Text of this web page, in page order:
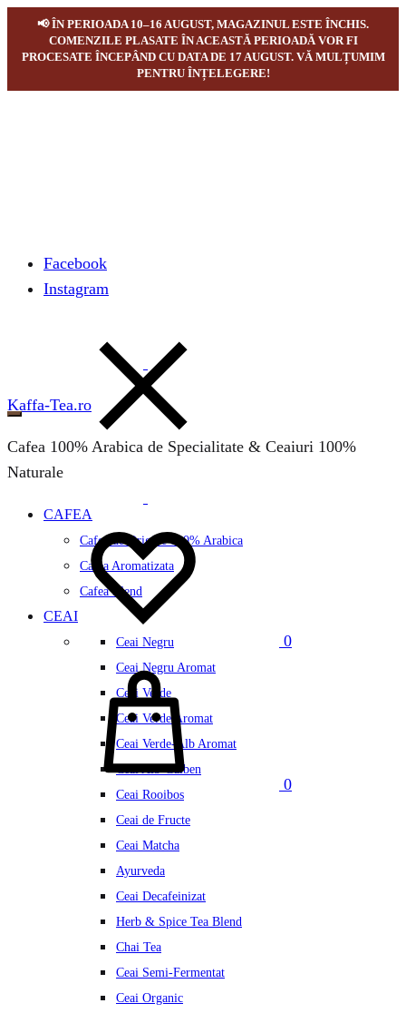
📢 ÎN PERIOADA 10–16 AUGUST, MAGAZINUL ESTE ÎNCHIS.
COMENZILE PLASATE ÎN ACEASTĂ PERIOADĂ VOR FI
PROCESATE ÎNCEPÂND CU DATA DE 17 AUGUST. VĂ MULȚUMIM
PENTRU ÎNȚELEGERE!
Facebook
Instagram
Kaffa-Tea.ro
Cafea 100% Arabica de Specialitate & Ceaiuri 100%
Naturale
CAFEA
Cafea de Origine 100% Arabica
Cafea Aromatizata
Cafea Blend
CEAI
Ceai Negru
Ceai Negru Aromat
Ceai Verde
Ceai Verde Aromat
Ceai Verde-Alb Aromat
Ceai Alb-Galben
Ceai Rooibos
Ceai de Fructe
Ceai Matcha
Ayurveda
Ceai Decafeinizat
Herb & Spice Tea Blend
Chai Tea
Ceai Semi-Fermentat
Ceai Organic
0
0